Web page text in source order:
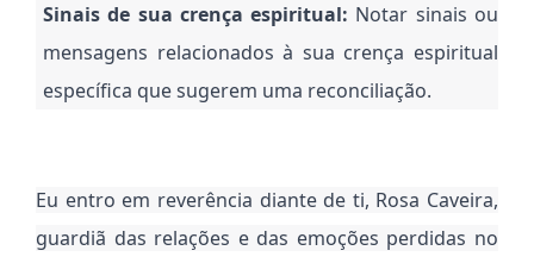
Sinais de sua crença espiritual: Notar sinais ou
mensagens relacionados à sua crença espiritual
específica que sugerem uma reconciliação.
Eu entro em reverência diante de ti, Rosa Caveira,
guardiã das relações e das emoções perdidas no